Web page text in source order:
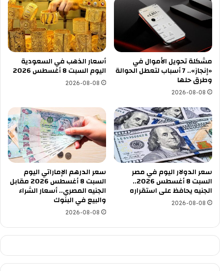
مشكلة تحويل الأموال في
«إنجاز».. 7 أسباب لتعطل الحوالة
وطرق حلها
2026-08-08
أسعار الذهب في السعودية
اليوم السبت 8 أغسطس 2026
2026-08-08
سعر الدولار اليوم في مصر
السبت 8 أغسطس 2026..
الجنيه يحافظ على استقراره
2026-08-08
سعر الدرهم الإماراتي اليوم
السبت 8 أغسطس 2026 مقابل
الجنيه المصري.. أسعار الشراء
والبيع في البنوك
2026-08-08